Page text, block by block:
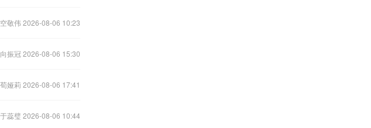
敬伟 2026-08-06 10:23
振冠 2026-08-06 15:30
娅莉 2026-08-06 17:41
蕊璧 2026-08-06 10:44